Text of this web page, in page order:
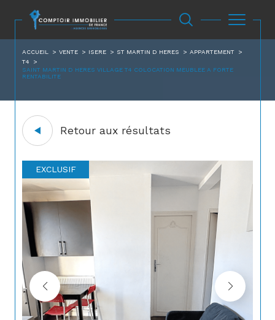
ACCUEIL VENTE ISERE ST MARTIN D HERES
APPARTEMENT
T4
SAINT MARTIN D HERES VILLAGE T4 COLOCATION MEUBLEE A FORTE
RENTABILITE
Retour aux résultats
EXCLUSIF